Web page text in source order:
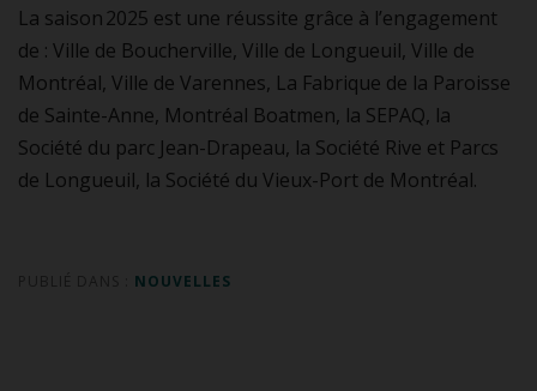
La saison 2025 est une réussite grâce à l’engagement
de : Ville de Boucherville, Ville de Longueuil, Ville de
Montréal, Ville de Varennes, La Fabrique de la Paroisse
de Sainte-Anne, Montréal Boatmen, la SEPAQ, la
Société du parc Jean-Drapeau, la Société Rive et Parcs
de Longueuil, la Société du Vieux-Port de Montréal.
NOUVELLES